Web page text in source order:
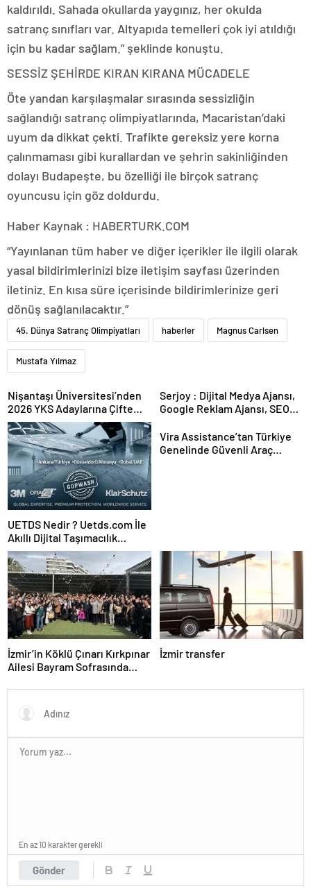
kaldırıldı. Sahada okullarda yaygınız, her okulda
satranç sınıfları var. Altyapıda temelleri çok iyi atıldığı
için bu kadar sağlam.” şeklinde konuştu.
SESSİZ ŞEHİRDE KIRAN KIRANA MÜCADELE
Öte yandan karşılaşmalar sırasında sessizliğin
sağlandığı satranç olimpiyatlarında, Macaristan’daki
uyum da dikkat çekti. Trafikte gereksiz yere korna
çalınmaması gibi kurallardan ve şehrin sakinliğinden
dolayı Budapeşte, bu özelliği ile birçok satranç
oyuncusu için göz doldurdu.
Haber Kaynak : HABERTURK.COM
“Yayınlanan tüm haber ve diğer içerikler ile ilgili olarak
yasal bildirimlerinizi bize iletişim sayfası üzerinden
iletiniz. En kısa süre içerisinde bildirimlerinize geri
dönüş sağlanılacaktır.”
45. Dünya Satranç Olimpiyatları haberler Magnus Carlsen
Mustafa Yılmaz
Nişantaşı Üniversitesi’nden
2026 YKS Adaylarına Çifte
Güvence: Sabit Ücret ve
Kesintisiz Burs
Serjoy : Dijital Medya Ajansı,
Google Reklam Ajansı, SEO
UETDS Nedir ? Uetds.com İle
Akıllı Dijital Taşımacılık
Yazılımı
Vira Assistance’tan Türkiye
Genelinde Güvenli Araç
İzmir’in Köklü Çınarı Kırkpınar
Ailesi Bayram Sofrasında
İzmir transfer
Gönder
En az 10 karakter gerekli